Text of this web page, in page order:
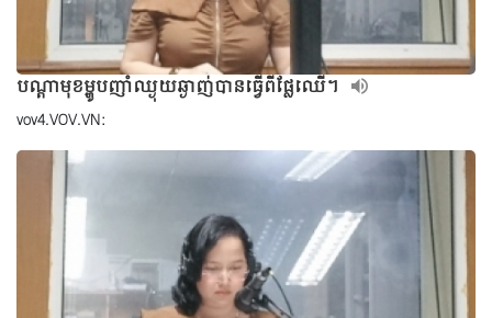
បណ្ដាមុខម្ហូបញាំឈ្ងុយឆ្ងាញ់បានធ្វើពីផ្លែឈើ។
vov4.VOV.VN: